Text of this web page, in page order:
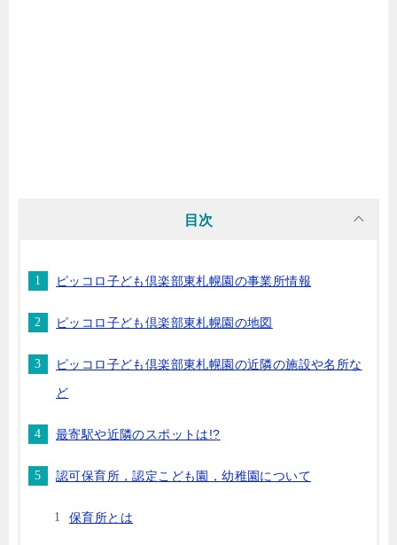
目次
ピッコロ子ども倶楽部東札幌園の事業所情報
ピッコロ子ども倶楽部東札幌園の地図
ピッコロ子ども倶楽部東札幌園の近隣の施設や名所な
ど
最寄駅や近隣のスポットは!?
認可保育所，認定こども園，幼稚園について
保育所とは